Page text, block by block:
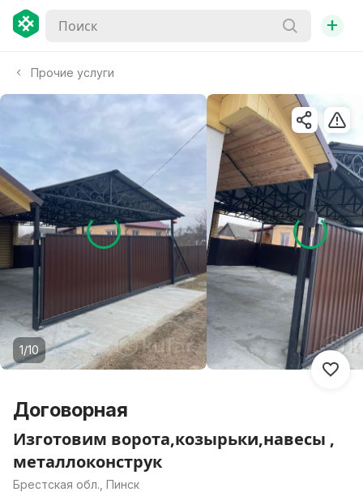
+
Прочие услуги
1/10
Договорная
Изготовим ворота,козырьки,навесы ,
металлоконструк
Брестская обл., Пинск